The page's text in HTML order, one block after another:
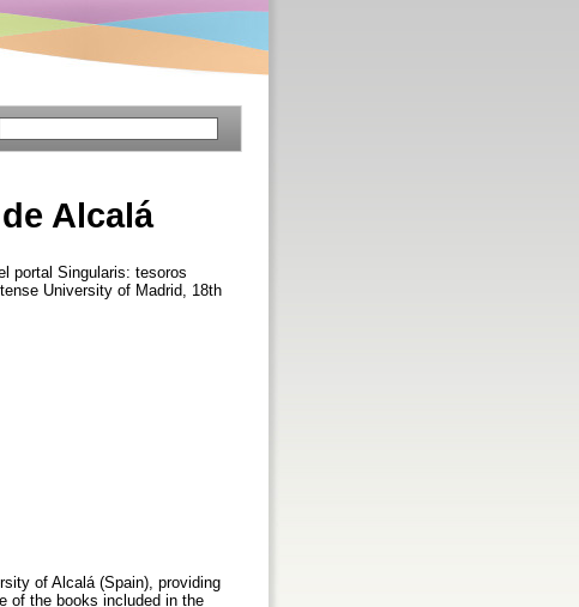
Alcalá
portal Singularis: tesoros
University of Madrid, 18th
of Alcalá (Spain), providing
of the books included in the